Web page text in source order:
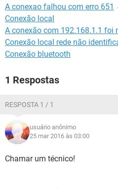
A conexao falhou com erro 651
Conexão local
A conexão com 192.168.1.1 foi
Conexão local rede não
Conexão bluetooth
1 Respostas
RESPOSTA 1 / 1
usuário anônimo
25 mar 2016 às 03:00
Chamar um técnico!